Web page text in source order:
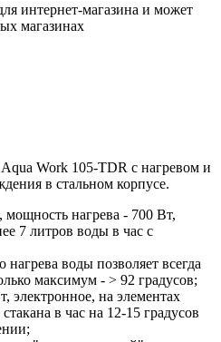
интернет-магазина и может
магазинах
Work 105-TDR с нагревом и
в стальном корпусе.
нагрева - 700 Вт,
7 литров воды в час с
воды позволяет всегда
максимум - > 92 градусов;
электронное, на элементах
в час на 12-15 градусов